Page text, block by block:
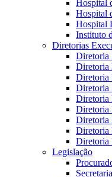
Hospital
Hospital
Hospital
Instituto
Diretorias
Diretoria
Diretoria
Diretoria
Diretoria
Diretoria
Diretoria
Diretoria
Diretoria
Diretoria
Legislação